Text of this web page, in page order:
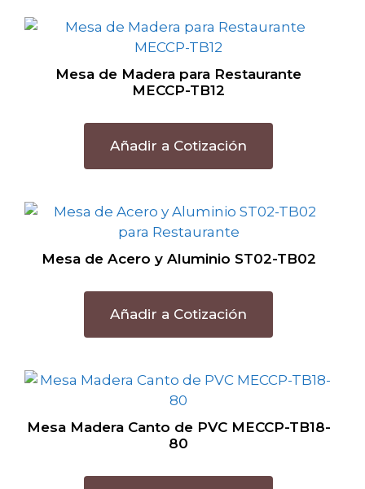
Mesa de Madera para Restaurante
MECCP-TB12
Añadir a Cotización
Mesa de Acero y Aluminio ST02-TB02
Añadir a Cotización
Mesa Madera Canto de PVC MECCP-TB18-
80